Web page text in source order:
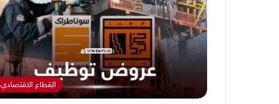
القطاع الاقتصادي